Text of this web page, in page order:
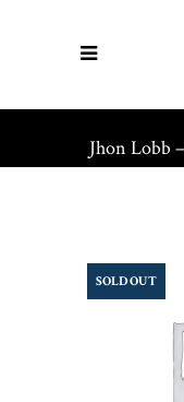
Jhon Lobb
SOLD OUT